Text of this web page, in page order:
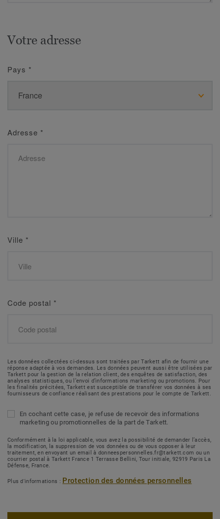
Votre adresse
Pays *
Adresse *
Ville *
Code postal *
Les données collectées ci-dessus sont traitées par Tarkett afin de fournir une
réponse adaptée à vos demandes. Les données peuvent aussi être utilisées par
Tarkett pour la gestion de la relation client, des enquêtes de satisfaction, des
analyses statistiques, ou l’envoi d’informations marketing ou promotions. Pour
les finalités précitées, Tarkett est susceptible de transférer vos données à ses
fournisseurs de confiance réalisant des prestations pour le compte de Tarkett.
En cochant cette case, je refuse de recevoir des informations
marketing ou promotionnelles de la part de Tarkett.
Conformément à la loi applicable, vous avez la possibilité de demander l’accès,
la modification, la suppression de vos données ou de vous opposer à leur
traitement, en envoyant un email à donneespersonnelles.fr@tarkett.com ou un
courrier postal à Tarkett France 1 Terrasse Bellini, Tour initiale, 92919 Paris La
Défense, France.
Plus d'informations : Protection des données personnelles